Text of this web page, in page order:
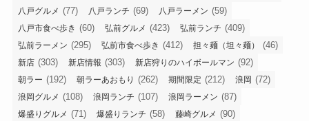
八戸グルメ (77) 八戸ランチ (69) 八戸ラーメン (59)
八戸市食べ歩き (60) 弘前グルメ (423) 弘前ランチ (409)
弘前ラーメン (295) 弘前市食べ歩き (412) 担々麺（坦々麺） (46)
新店 (303) 新店情報 (303) 新店狩りのハイボールマン (92)
朝ラー (192) 朝ラーあおもり (262) 期間限定 (212) 浪岡 (72)
浪岡グルメ (108) 浪岡ランチ (107) 浪岡ラーメン (87)
爆盛りグルメ (71) 爆盛りランチ (58) 藤崎グルメ (90)